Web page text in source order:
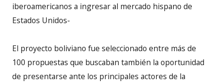
iberoamericanos a ingresar al mercado hispano de
Estados Unidos-
El proyecto boliviano fue seleccionado entre más de
100 propuestas que buscaban también la oportunidad
de presentarse ante los principales actores de la